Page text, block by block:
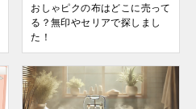
おしゃピクの布はどこに売って
る？無印やセリアで探しまし
た！